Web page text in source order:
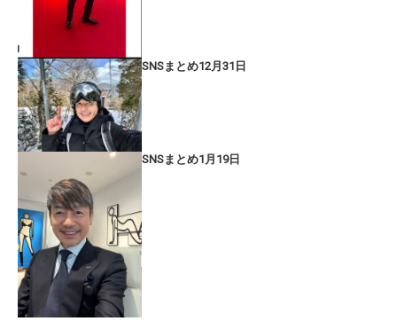
SNSまとめ12月31日
SNSまとめ1月19日